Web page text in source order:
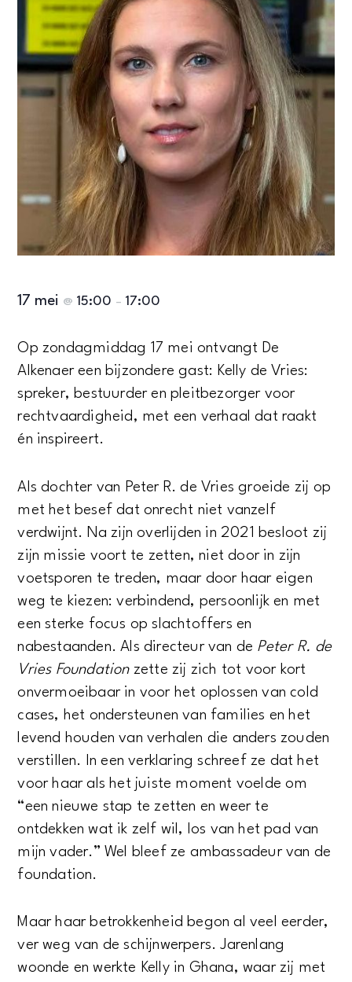
17 mei @ 15:00 – 17:00
Op zondagmiddag 17 mei ontvangt De
Alkenaer een bijzondere gast: Kelly de Vries:
spreker, bestuurder en pleitbezorger voor
rechtvaardigheid, met een verhaal dat raakt
én inspireert.
Als dochter van Peter R. de Vries groeide zij op
met het besef dat onrecht niet vanzelf
verdwijnt. Na zijn overlijden in 2021 besloot zij
zijn missie voort te zetten, niet door in zijn
voetsporen te treden, maar door haar eigen
weg te kiezen: verbindend, persoonlijk en met
een sterke focus op slachtoffers en
nabestaanden. Als directeur van de Peter R. de
Vries Foundationzette zij zich tot voor kort
onvermoeibaar in voor het oplossen van cold
cases, het ondersteunen van families en het
levend houden van verhalen die anders zouden
verstillen. In een verklaring schreef ze dat het
voor haar als het juiste moment voelde om
“een nieuwe stap te zetten en weer te
ontdekken wat ik zelf wil, los van het pad van
mijn vader.” Wel bleef ze ambassadeur van de
foundation.
Maar haar betrokkenheid begon al veel eerder,
ver weg van de schijnwerpers. Jarenlang
woonde en werkte Kelly in Ghana, waar zij met